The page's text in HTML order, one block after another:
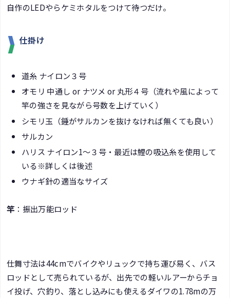
自作のLEDやらケミホタルをつけて待つだけ。
仕掛け
道糸 ナイロン３号
オモリ 中通し or ナツメ or 丸形４号（流れや風によって
竿の強さを見ながら号数を上げていく）
シモリ玉（錘がサルカンを抜けなければ無くても良い）
サルカン
ハリス ナイロン1～３号・最近は鯉の吸込糸を使用して
いる※詳しくは後述
ウナギ針の適当なサイズ
竿 ：振出万能ロッド
仕舞寸法は44cmでバイクやリュックで持ち運び易く、バス
ロッドとして売られているが、出先での軽いルアーからチョ
イ投げ、穴釣り、落とし込みにも使えるダイワの1.78mの万